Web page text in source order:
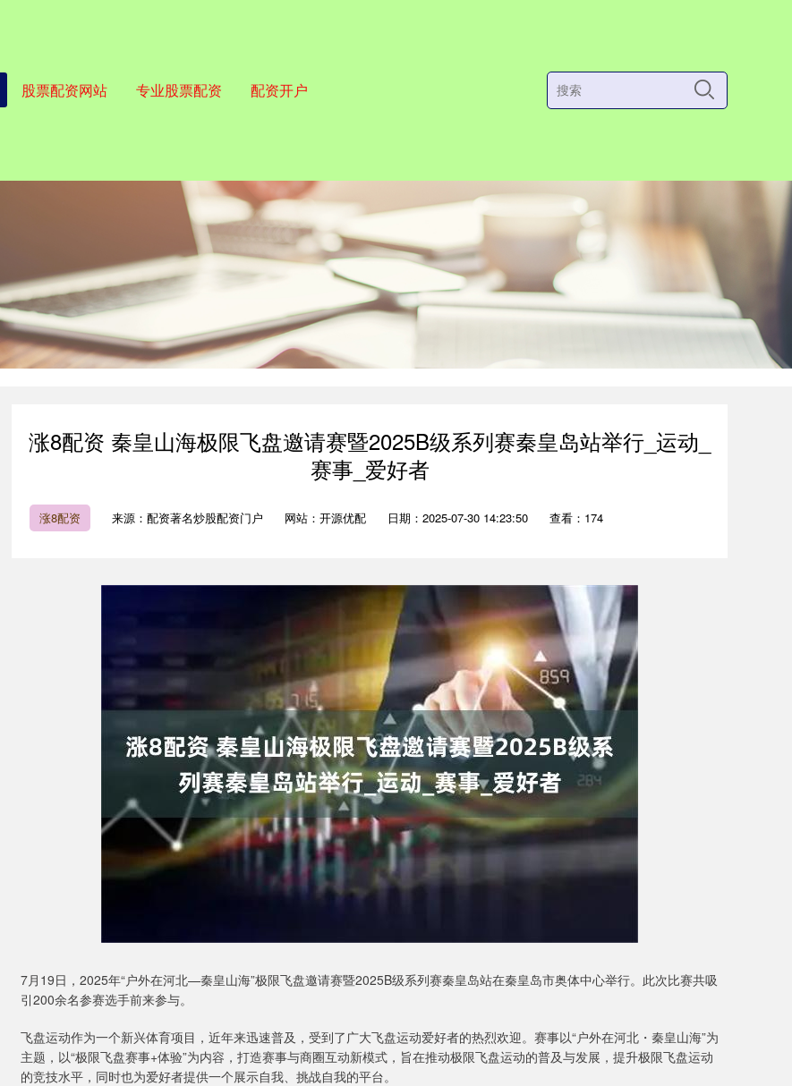
股票配资网站 专业股票配资 配资开户
涨8配资 秦皇山海极限飞盘邀请赛暨2025B级系列赛秦皇岛站举行_运动_
赛事_爱好者
涨8配资 来源：配资著名炒股配资门户 网站：开源优配 日期：2025-07-30 14:23:50 查看：174
7月19日，2025年“户外在河北—秦皇山海”极限飞盘邀请赛暨2025B级系列赛秦皇岛站在秦皇岛市奥体中心举行。此次比赛共吸
引200余名参赛选手前来参与。
飞盘运动作为一个新兴体育项目，近年来迅速普及，受到了广大飞盘运动爱好者的热烈欢迎。赛事以“户外在河北・秦皇山海”为
主题，以“极限飞盘赛事+体验”为内容，打造赛事与商圈互动新模式，旨在推动极限飞盘运动的普及与发展，提升极限飞盘运动
的竞技水平，同时也为爱好者提供一个展示自我、挑战自我的平台。